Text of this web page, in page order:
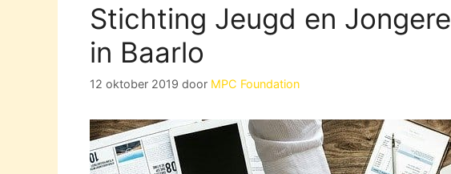
Stichting Jeugd en
in Baarlo
12 oktober 2019 door MPC Foundation